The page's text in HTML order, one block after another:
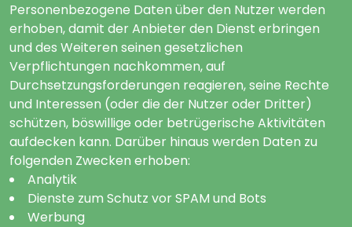
Personenbezogene Daten über den Nutzer werden
erhoben, damit der Anbieter den Dienst erbringen
und des Weiteren seinen gesetzlichen
Verpflichtungen nachkommen, auf
Durchsetzungsforderungen reagieren, seine Rechte
und Interessen (oder die der Nutzer oder Dritter)
schützen, böswillige oder betrügerische Aktivitäten
aufdecken kann. Darüber hinaus werden Daten zu
folgenden Zwecken erhoben:
Analytik
Dienste zum Schutz vor SPAM und Bots
Werbung